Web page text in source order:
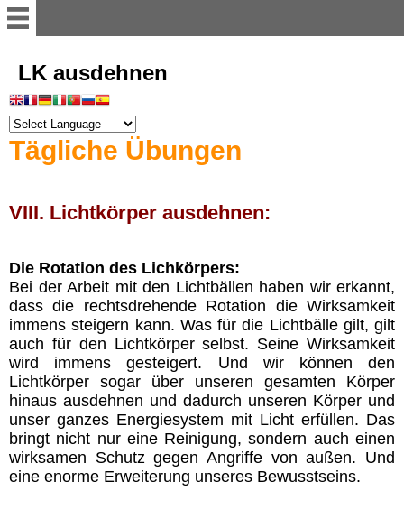
Willkommen
Register
Vorwort
Einführung
Illusion der Materie
Dimensionen
Astralwesen
Chakren
Geistwesen
LK ausdehnen
Tägliche Übungen
VIII. Lichtkörper ausdehnen:
Die Rotation des Lichkörpers:
Bei der Arbeit mit den Lichtbällen haben wir erkannt,
dass die rechtsdrehende Rotation die Wirksamkeit
immens steigern kann. Was für die Lichtbälle gilt, gilt
auch für den Lichtkörper selbst. Seine Wirksamkeit
wird immens gesteigert. Und wir können den
Lichtkörper sogar über unseren gesamten Körper
hinaus ausdehnen und dadurch unseren Körper und
unser ganzes Energiesystem mit Licht erfüllen. Das
bringt nicht nur eine Reinigung, sondern auch einen
wirksamen Schutz gegen Angriffe von außen. Und
eine enorme Erweiterung unseres Bewusstseins.